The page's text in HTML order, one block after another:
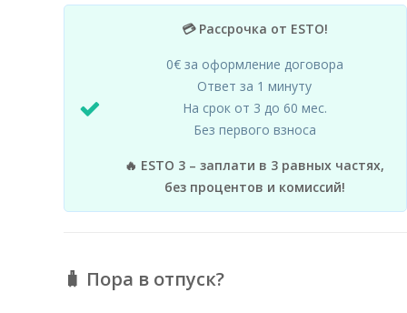
💳 Рассрочка от ESTO!
0€ за оформление договора
Ответ за 1 минуту
На срок от 3 до 60 мес.
Без первого взноса
🔥 ESTO 3 – заплати в 3 равных частях,
без процентов и комиссий!
🧳 Пора в отпуск?